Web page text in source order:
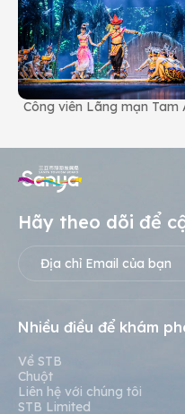
Công viên Lãng mạn Tam
Hãy theo dõi để
Nhiều điều để khám
Về STB
Chuột
Liên hệ với chúng tôi
STB Limited